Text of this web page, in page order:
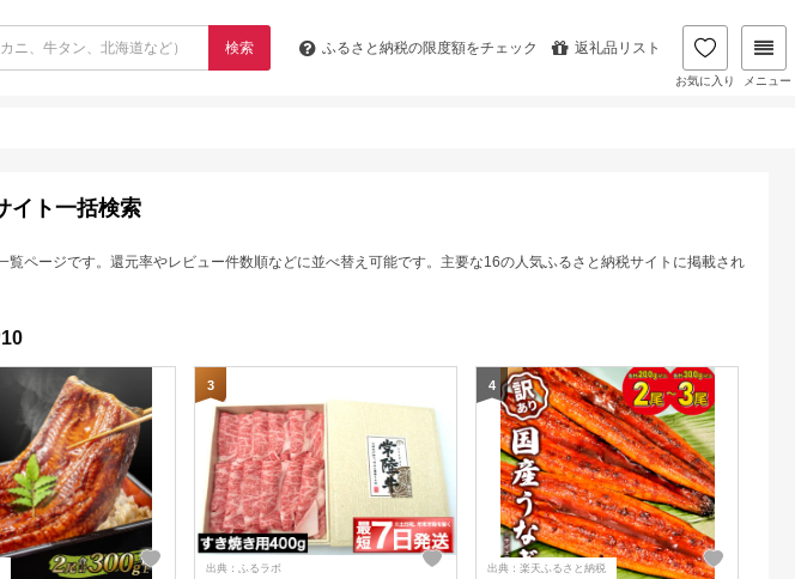
検索 ふるさと納税の限度額をチェック 返礼品リスト
お気に入り メニュー
イト一括検索
ページです。還元率やレビュー件数順などに並べ替え可能です。主要な16の人気ふるさと納税サイトに掲載され
3
出典：ふるラボ
4
出典：楽天ふるさと納税